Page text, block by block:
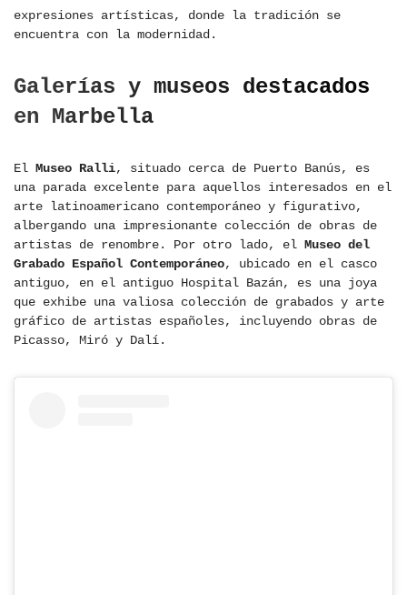
expresiones artísticas, donde la tradición se
encuentra con la modernidad.
Galerías y museos destacados
en Marbella
El Museo Ralli, situado cerca de Puerto Banús, es
una parada excelente para aquellos interesados en el
arte latinoamericano contemporáneo y figurativo,
albergando una impresionante colección de obras de
artistas de renombre. Por otro lado, el Museo del
Grabado Español Contemporáneo, ubicado en el casco
antiguo, en el antiguo Hospital Bazán, es una joya
que exhibe una valiosa colección de grabados y arte
gráfico de artistas españoles, incluyendo obras de
Picasso, Miró y Dalí.